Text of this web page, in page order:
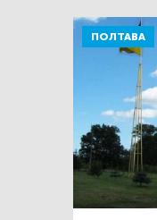
ПОЛТАВА